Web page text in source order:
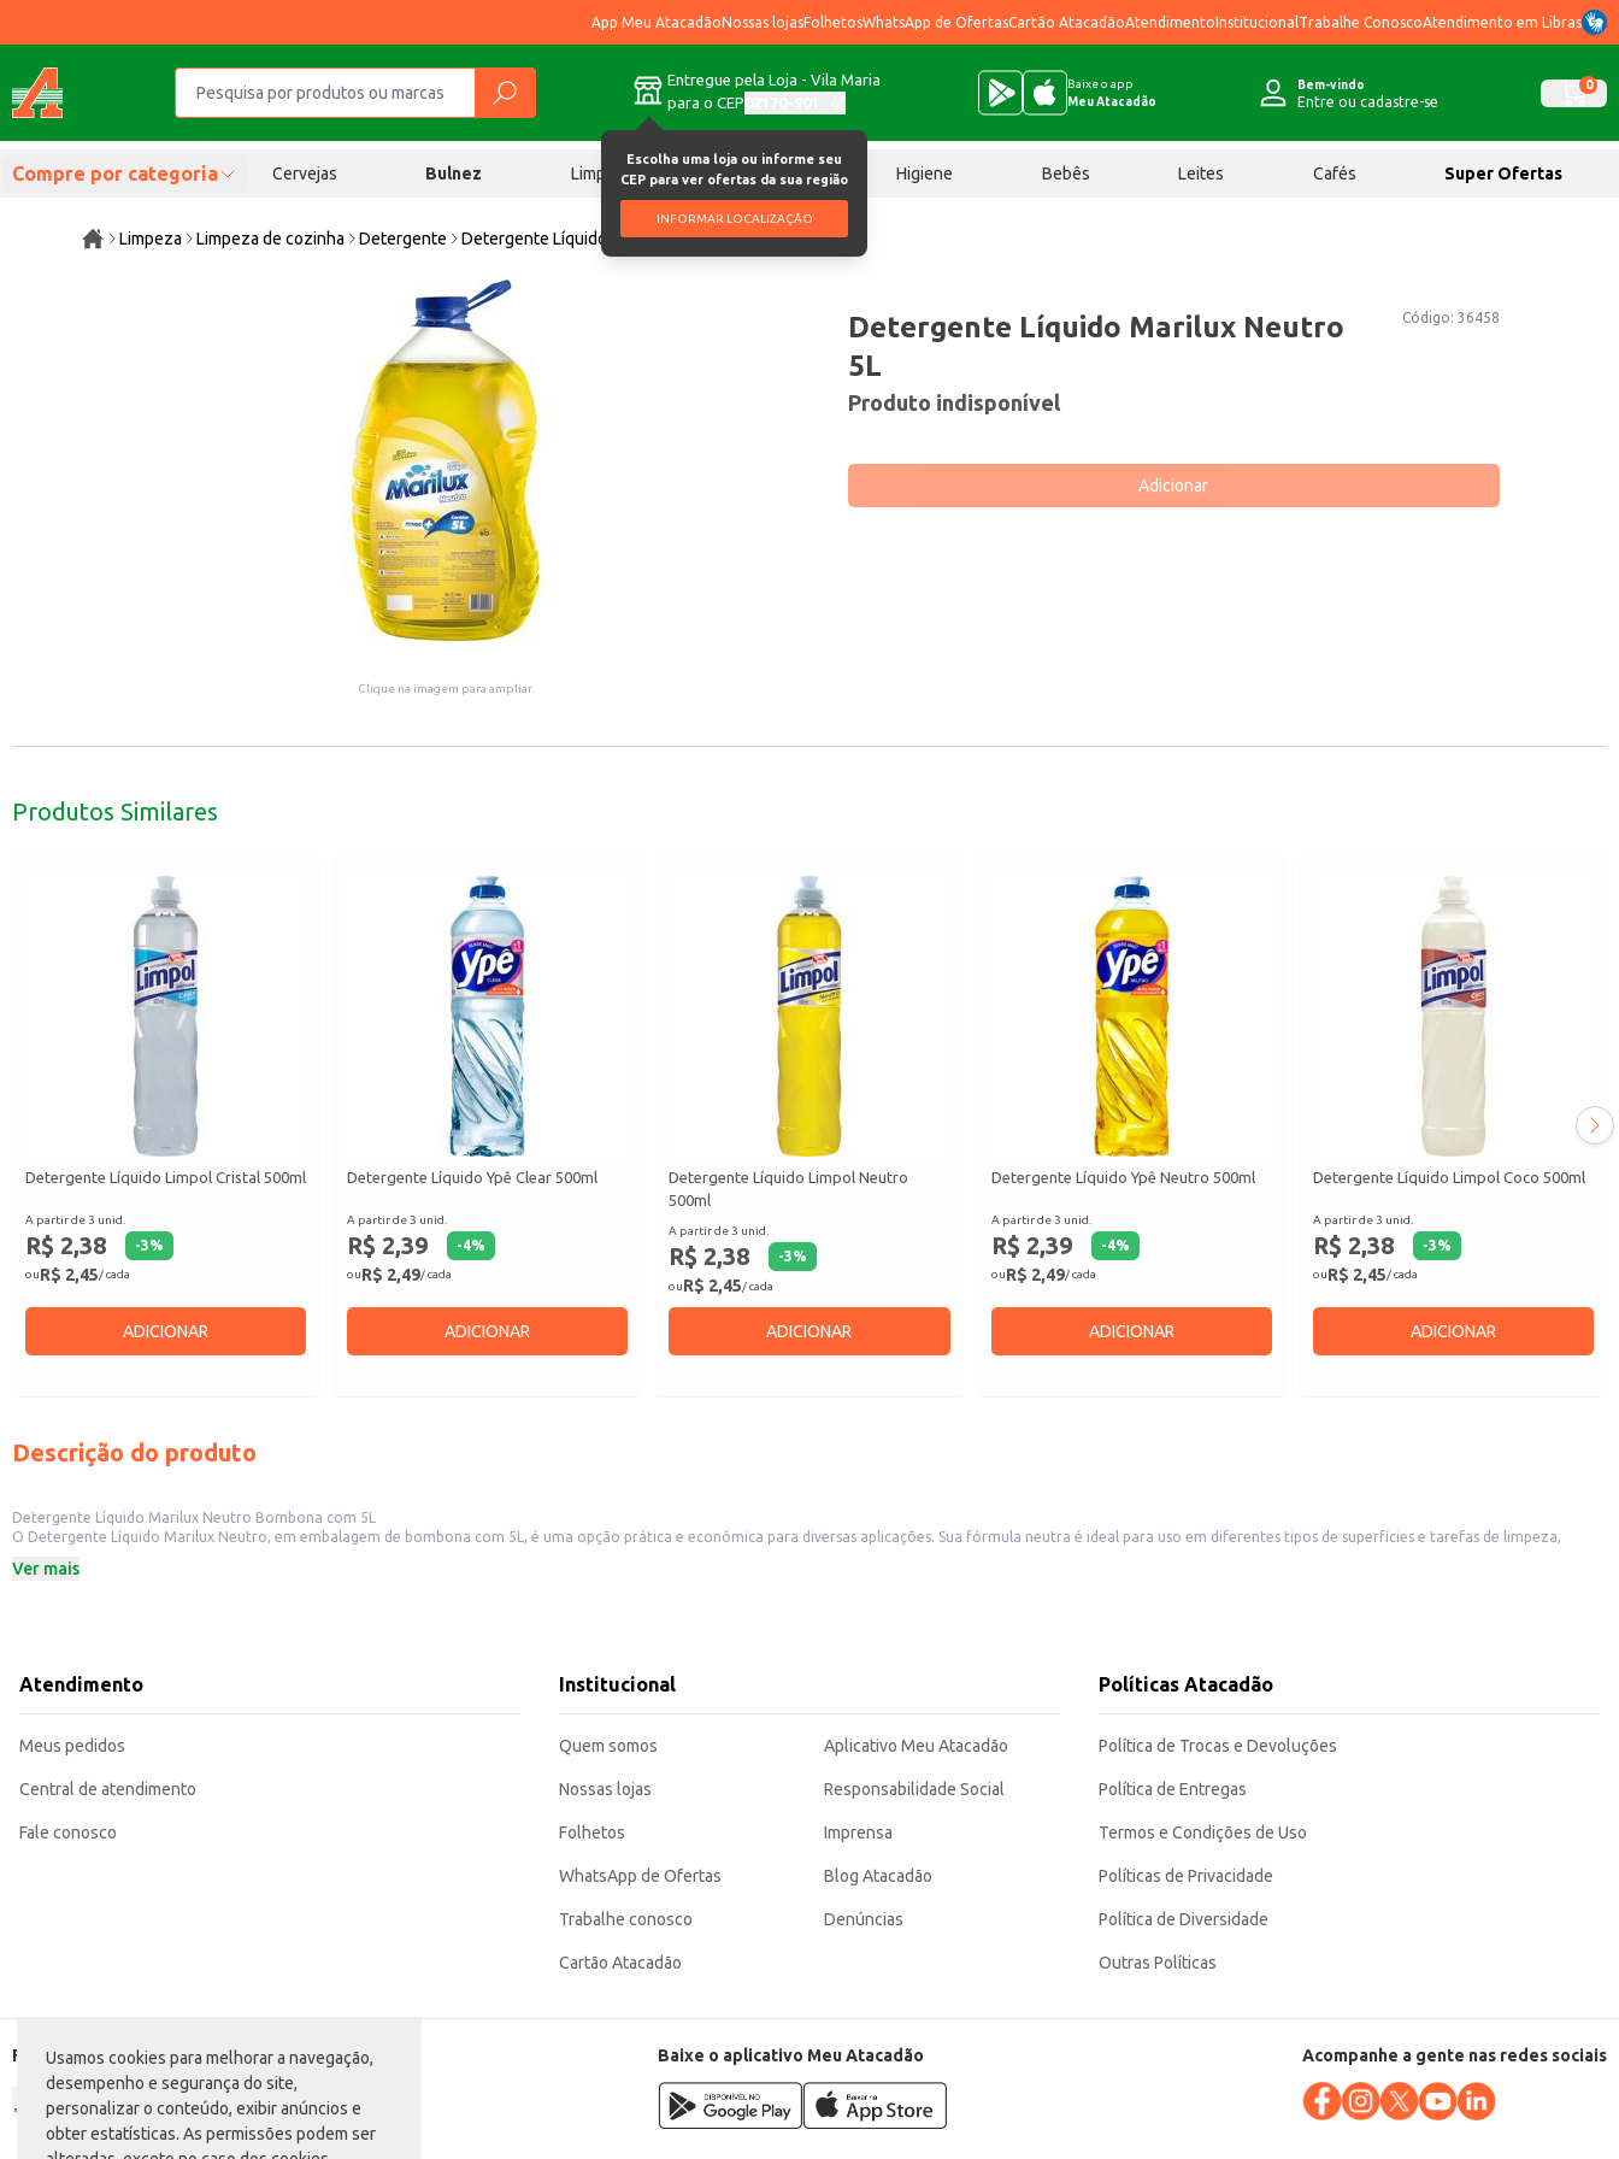
Usamos cookies para melhorar a navegação,
desempenho e segurança do site,
personalizar o conteúdo, exibir anúncios e
obter estatísticas. As permissões podem ser
App Meu AtacadãoNossas lojasFolhetosWhatsApp de OfertasCartão AtacadãoAtendimentoInstitucional Trabalhe ConoscoAtendimento em Libras
Entregue pela Loja - Vila Maria
para o CEP
Escolha uma loja ou informe seu
CEP para ver ofertas da sua região
INFORMAR LOCALIZAÇÃO
Baixe o app
Meu Atacadão
Bem-vindo
Entre ou cadastre-se
0
Compre por categoria Cervejas Bulnez Limpeza Chocolates Higiene Bebês Leites Cafés Super Ofertas
Limpeza Limpeza de cozinha Detergente Detergente Líquido Marilux Neutro 5L
Clique na imagem para ampliar.
Código: 36458
Detergente Líquido Marilux Neutro
5L
Produto indisponível
Adicionar
Produtos Similares
Detergente Líquido Limpol Cristal 500ml
A partir de 3 unid.
R$ 2,38 -3%
ouR$ 2,45/ cada
ADICIONAR
Detergente Líquido Ypê Clear 500ml
A partir de 3 unid.
R$ 2,39 -4%
ouR$ 2,49/ cada
ADICIONAR
Detergente Líquido Limpol Neutro
500ml
A partir de 3 unid.
R$ 2,38 -3%
ouR$ 2,45/ cada
ADICIONAR
Detergente Líquido Ypê Neutro 500ml
A partir de 3 unid.
R$ 2,39 -4%
ouR$ 2,49/ cada
ADICIONAR
Detergente Líquido Limpol Coco 500ml
A partir de 3 unid.
R$ 2,38 -3%
ouR$ 2,45/ cada
ADICIONAR
Descrição do produto
Detergente Líquido Marilux Neutro Bombona com 5L
O Detergente Líquido Marilux Neutro, em embalagem de bombona com 5L, é uma opção prática e econômica para diversas aplicações. Sua fórmula neutra é ideal para uso em diferentes tipos de superfícies e tarefas de limpeza,
Embalagem de 5 litros em formato de bombona.
A praticidade da embalagem de 5L, aliada à eficiência da fórmula neutra do Detergente Líquido Marilux, proporciona economia e rendimento, tornando-se uma solução inteligente para a limpeza diária em diversos ambientes.
Ver mais
Atendimento
Meus pedidos
Central de atendimento
Fale conosco
Institucional
Quem somos
Nossas lojas
Folhetos
WhatsApp de Ofertas
Trabalhe conosco
Cartão Atacadão
Aplicativo Meu Atacadão
Responsabilidade Social
Imprensa
Blog Atacadão
Denúncias
Políticas Atacadão
Política de Trocas e Devoluções
Política de Entregas
Termos e Condições de Uso
Políticas de Privacidade
Política de Diversidade
Outras Políticas
Formas de pagamento Baixe o aplicativo Meu Atacadão Acompanhe a gente nas redes sociais